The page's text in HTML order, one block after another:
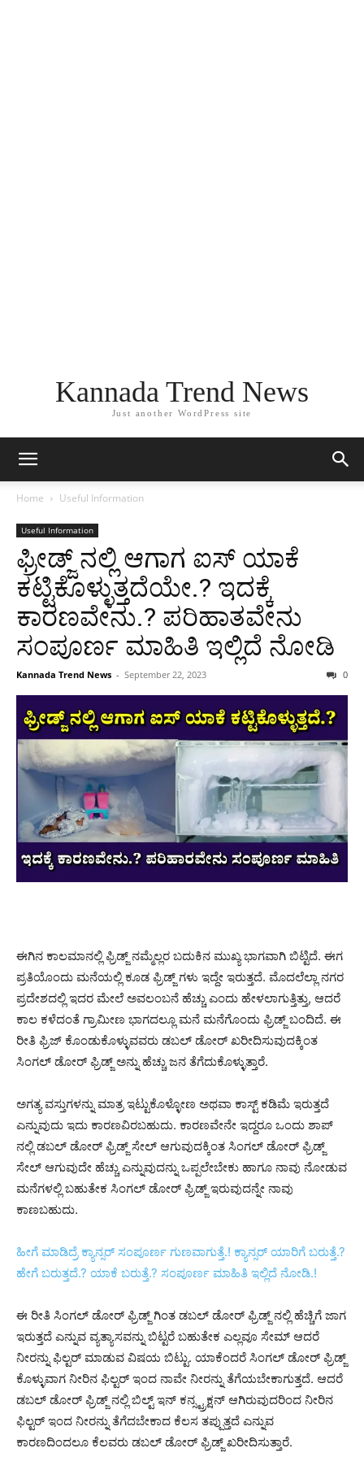
Kannada Trend News
Just another WordPress site
Home Useful Information
Useful Information
ಫ್ರೀಡ್ಜ್ ನಲ್ಲಿ ಆಗಾಗ ಐಸ್ ಯಾಕೆ
ಕಟ್ಟಿಕೊಳ್ಳುತ್ತದೆಯೇ.? ಇದಕ್ಕೆ
ಕಾರಣವೇನು.? ಪರಿಹಾತವೇನು
ಸಂಪೂರ್ಣ ಮಾಹಿತಿ ಇಲ್ಲಿದೆ ನೋಡಿ
Kannada Trend News - September 22, 2023 0
ಈಗಿನ ಕಾಲಮಾನಲ್ಲಿ ಫ್ರಿಡ್ಜ್ ನಮ್ಮೆಲ್ಲರ ಬದುಕಿನ ಮುಖ್ಯ ಭಾಗವಾಗಿ ಬಿಟ್ಟಿದೆ. ಈಗ
ಪ್ರತಿಯೊಂದು ಮನೆಯಲ್ಲಿ ಕೂಡ ಫ್ರಿಡ್ಜ್ ಗಳು ಇದ್ದೇ ಇರುತ್ತದೆ. ಮೊದಲೆಲ್ಲಾ ನಗರ
ಪ್ರದೇಶದಲ್ಲಿ ಇದರ ಮೇಲೆ ಅವಲಂಬನೆ ಹೆಚ್ಚು ಎಂದು ಹೇಳಲಾಗುತ್ತಿತ್ತು, ಆದರೆ
ಕಾಲ ಕಳೆದಂತೆ ಗ್ರಾಮೀಣ ಭಾಗದಲ್ಲೂ ಮನೆ ಮನೆಗೊಂದು ಫ್ರಿಡ್ಜ್ ಬಂದಿದೆ. ಈ
ರೀತಿ ಫ್ರಿಜ್ ಕೊಂಡುಕೊಳ್ಳುವವರು ಡಬಲ್ ಡೋರ್ ಖರೀದಿಸುವುದಕ್ಕಿಂತ
ಸಿಂಗಲ್ ಡೋರ್ ಫ್ರಿಡ್ಜ್ ಅನ್ನು ಹೆಚ್ಚು ಜನ ತೆಗೆದುಕೊಳ್ಳುತ್ತಾರೆ.
ಅಗತ್ಯ ವಸ್ತುಗಳನ್ನು ಮಾತ್ರ ಇಟ್ಟುಕೊಳ್ಳೋಣ ಅಥವಾ ಕಾಸ್ಟ್ ಕಡಿಮೆ ಇರುತ್ತದೆ
ಎನ್ನುವುದು ಇದು ಕಾರಣವಿರಬಹುದು. ಕಾರಣವೇನೇ ಇದ್ದರೂ ಒಂದು ಶಾಪ್
ನಲ್ಲಿ ಡಬಲ್ ಡೋರ್ ಫ್ರಿಡ್ಜ್ ಸೇಲ್ ಆಗುವುದಕ್ಕಿಂತ ಸಿಂಗಲ್ ಡೋರ್ ಫ್ರಿಡ್ಜ್
ಸೇಲ್ ಆಗುವುದೇ ಹೆಚ್ಚು ಎನ್ನುವುದನ್ನು ಒಪ್ಪಲೇಬೇಕು ಹಾಗೂ ನಾವು ನೋಡುವ
ಮನೆಗಳಲ್ಲಿ ಬಹುತೇಕ ಸಿಂಗಲ್ ಡೋರ್ ಫ್ರಿಡ್ಜ್ ಇರುವುದನ್ನೇ ನಾವು
ಕಾಣಬಹುದು.
ಹೀಗೆ ಮಾಡಿದ್ರೆ ಕ್ಯಾನ್ಸರ್ ಸಂಪೂರ್ಣ ಗುಣವಾಗುತ್ತೆ.! ಕ್ಯಾನ್ಸರ್ ಯಾರಿಗೆ ಬರುತ್ತೆ.?
ಹೇಗೆ ಬರುತ್ತದೆ.? ಯಾಕೆ ಬರುತ್ತೆ.? ಸಂಪೂರ್ಣ ಮಾಹಿತಿ ಇಲ್ಲಿದೆ ನೋಡಿ.!
ಈ ರೀತಿ ಸಿಂಗಲ್ ಡೋರ್ ಫ್ರಿಡ್ಜ್ ಗಿಂತ ಡಬಲ್ ಡೋರ್ ಫ್ರಿಡ್ಜ್ ನಲ್ಲಿ ಹೆಚ್ಚಿಗೆ ಜಾಗ
ಇರುತ್ತದೆ ಎನ್ನುವ ವ್ಯತ್ಯಾಸವನ್ನು ಬಿಟ್ಟರೆ ಬಹುತೇಕ ಎಲ್ಲವೂ ಸೇಮ್ ಆದರೆ
ನೀರನ್ನು ಫಿಲ್ಟರ್ ಮಾಡುವ ವಿಷಯ ಬಿಟ್ಟು. ಯಾಕೆಂದರೆ ಸಿಂಗಲ್ ಡೋರ್ ಫ್ರಿಡ್ಜ್
ಕೊಳ್ಳುವಾಗ ನೀರಿನ ಫಿಲ್ಟರ್ ಇಂದ ನಾವೇ ನೀರನ್ನು ತೆಗೆಯಬೇಕಾಗುತ್ತದೆ. ಆದರೆ
ಡಬಲ್ ಡೋರ್ ಫ್ರಿಡ್ಜ್ ನಲ್ಲಿ ಬಿಲ್ಟ್ ಇನ್ ಕನ್ಸ್ಟ್ರಕ್ಷನ್ ಆಗಿರುವುದರಿಂದ ನೀರಿನ
ಫಿಲ್ಟರ್ ಇಂದ ನೀರನ್ನು ತೆಗೆದಬೇಕಾದ ಕೆಲಸ ತಪ್ಪುತ್ತದೆ ಎನ್ನುವ
ಕಾರಣದಿಂದಲೂ ಕೆಲವರು ಡಬಲ್ ಡೋರ್ ಫ್ರಿಡ್ಜ್ ಖರೀದಿಸುತ್ತಾರೆ.